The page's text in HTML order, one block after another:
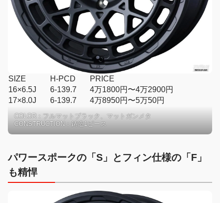
SIZE H-PCD
PRICE
16×6.5J
6-139.7
4万1800円〜4万2900円
17×8.0J
6-139.7 4万8950円〜5万50円
COLOR：フルマットブラック、マットガンメタ
CONSTRUCTION：鋳造1ピース
パワースポークの「S」とフィン仕様の「F」
も精悍